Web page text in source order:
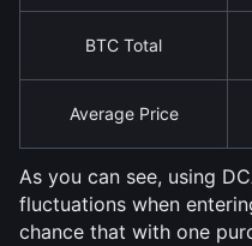
BTC Total
Average Price
As you can see, using
fluctuations when
chance that with one